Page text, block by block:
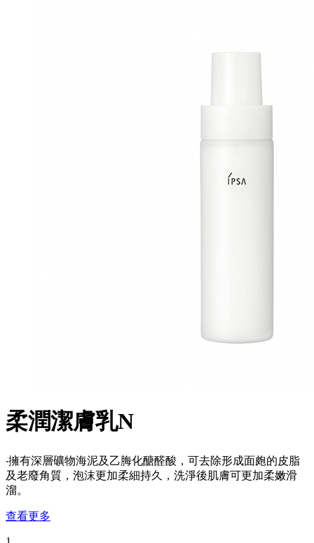
柔潤潔膚乳N
‧擁有深層礦物海泥及乙脢化醣醛酸，可去除形成面皰的皮脂
及老廢角質，泡沫更加柔細持久，洗淨後肌膚可更加柔嫩滑
溜。
查看更多